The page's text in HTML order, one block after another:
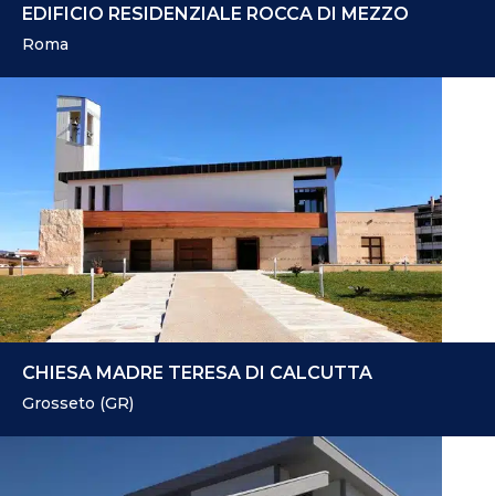
EDIFICIO RESIDENZIALE ROCCA DI MEZZO
Roma
CHIESA MADRE TERESA DI CALCUTTA
Grosseto (GR)